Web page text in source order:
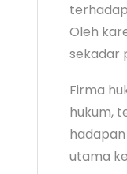
Oleh
sekadar
Firma
hukum,
utama